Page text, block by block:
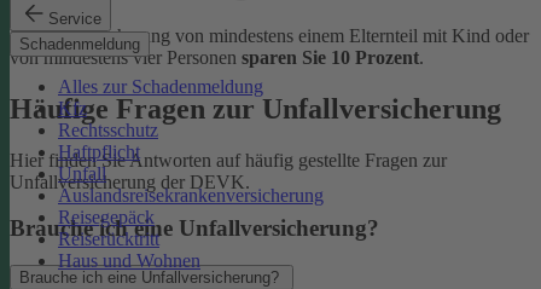
Service
Schadenmeldung
Alles zur Schadenmeldung
Kfz
Rechtsschutz
Haftpflicht
Unfall
Auslandsreisekrankenversicherung
Reisegepäck
Reiserücktritt
Haus und Wohnen
Bei der Versicherung von mindestens einem Elternteil mit Kind oder
von mindestens vier Personen sparen Sie 10 Prozent.
Häufige Fragen zur Unfallversicherung
Hier finden Sie Antworten auf häufig gestellte Fragen zur
Unfallversicherung der DEVK.
Brauche ich eine Unfallversicherung?
Brauche ich eine Unfallversicherung?